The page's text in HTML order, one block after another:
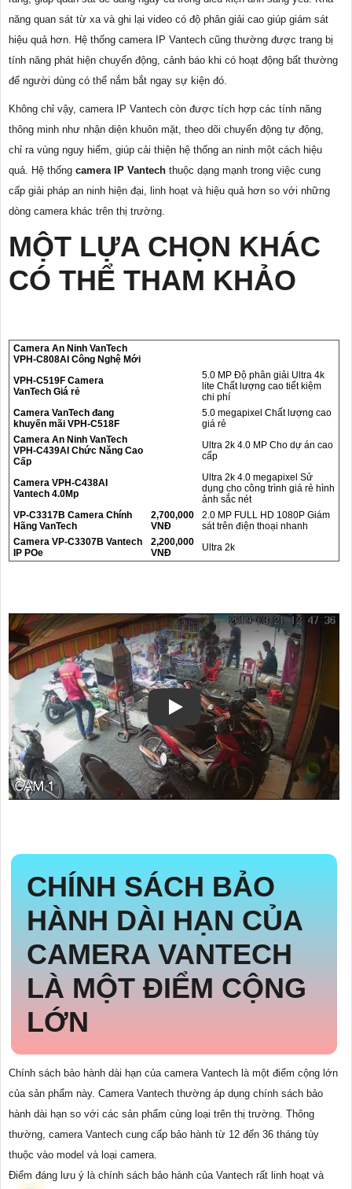
năng quan sát từ xa và ghi lại video có độ phân giải cao giúp giám sát
hiệu quả hơn. Hệ thống camera IP Vantech cũng thường được trang bị
tính năng phát hiện chuyển động, cảnh báo khi có hoạt động bất thường
để người dùng có thể nắm bắt ngay sự kiện đó.
Không chỉ vậy, camera IP Vantech còn được tích hợp các tính năng
thông minh như nhận diện khuôn mặt, theo dõi chuyển động tự động,
chỉ ra vùng nguy hiểm, giúp cải thiện hệ thống an ninh một cách hiệu
quả. Hệ thống camera IP Vantech thuộc dạng mạnh trong việc cung
cấp giải pháp an ninh hiện đại, linh hoạt và hiệu quả hơn so với những
dòng camera khác trên thị trường.
MỘT LỰA CHỌN KHÁC
CÓ THỂ THAM KHẢO
Camera An Ninh VanTech
VPH-C808AI Công Nghệ Mới
VPH-C519F Camera
VanTech Giá rẻ
5.0 MP Độ phân giải Ultra 4k
lite Chất lượng cao tiết kiệm
chi phí
Camera VanTech đang
khuyến mãi VPH-C518F
5.0 megapixel Chất lượng cao
giá rẻ
Camera An Ninh VanTech
VPH-C439AI Chức Năng Cao
Cấp
Ultra 2k 4.0 MP Cho dự án cao
cấp
Camera VPH-C438AI
Vantech 4.0Mp
Ultra 2k 4.0 megapixel Sử
dụng cho công trình giá rẻ hình
ảnh sắc nét
VP-C3317B Camera Chính
Hãng VanTech
2,700,000
VNĐ
2.0 MP FULL HD 1080P Giám
sát trên điện thoại nhanh
Camera VP-C3307B Vantech
IP POe
2,200,000
VNĐ
Ultra 2k
CHÍNH SÁCH BẢO
HÀNH DÀI HẠN CỦA
CAMERA VANTECH
LÀ MỘT ĐIỂM CỘNG
LỚN
Chính sách bảo hành dài hạn của camera Vantech là một điểm cộng lớn
của sản phẩm này. Camera Vantech thường áp dụng chính sách bảo
hành dài hạn so với các sản phẩm cùng loại trên thị trường. Thông
thường, camera Vantech cung cấp bảo hành từ 12 đến 36 tháng tùy
thuộc vào model và loại camera.
Điểm đáng lưu ý là chính sách bảo hành của Vantech rất linh hoạt và